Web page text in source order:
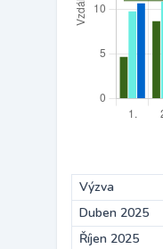
Výzva
Duben 2025
Říjen 2025